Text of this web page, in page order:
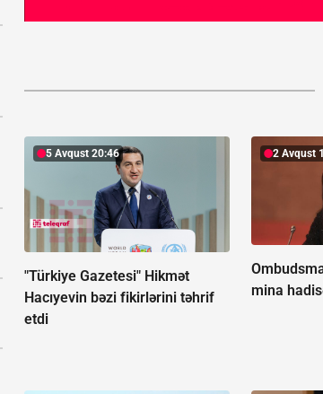
5 Avqust 20:46
"Türkiye Gazetesi" Hikmət
Hacıyevin bəzi fikirlərini təhrif
etdi
2 Avqust
mina